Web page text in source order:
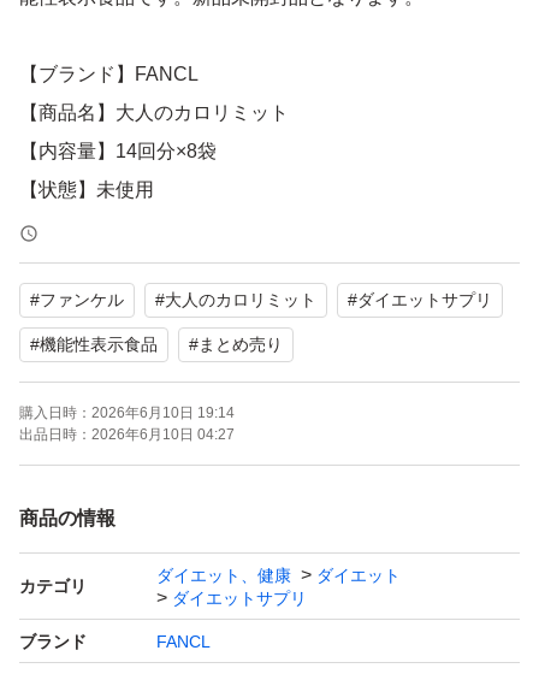
【ブランド】FANCL
【商品名】大人のカロリミット
【内容量】14回分×8袋
【状態】未使用
【特徴】食事の糖や脂肪の吸収を抑える
毎日の食事のお供にいかがでしょうか。よろしくお願いい
たします。
#ファンケル #大人のカロリミット #ダイエットサプリ
#機能性表示食品 #まとめ売り
購入日時： 2026年6月10日 19:14
出品日時： 2026年6月10日 04:27
商品の情報
カテゴリ
ダイエット、健康
ダイエット
ダイエットサプリ
ブランド FANCL